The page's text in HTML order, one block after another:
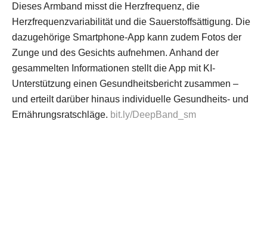
Dieses Armband misst die Herzfrequenz, die
Herzfrequenzvariabilität und die Sauerstoffsättigung. Die
dazugehörige Smartphone-App kann zudem Fotos der
Zunge und des Gesichts aufnehmen. Anhand der
gesammelten Informationen stellt die App mit KI-
Unterstützung einen Gesundheitsbericht zusammen –
und erteilt darüber hinaus individuelle Gesundheits- und
Ernährungsratschläge. bit.ly/DeepBand_sm